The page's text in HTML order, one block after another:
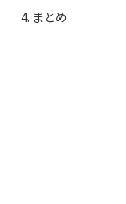
まとめ